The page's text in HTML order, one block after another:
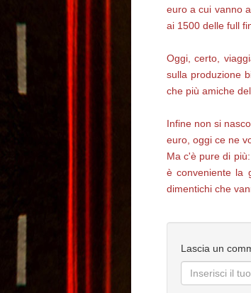
euro a cui vanno
ai 1500 delle full
Oggi, certo,
sulla produzione
che più amiche
Infine non si
euro, oggi ce ne
Ma c'è pure di
è conveniente la
dimentichi che
Lascia un